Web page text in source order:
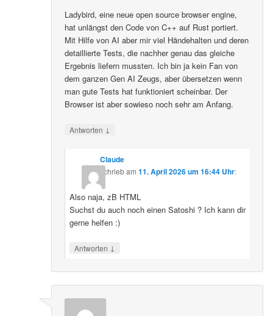
Ladybird, eine neue open source browser engine,
hat unlängst den Code von C++ auf Rust portiert.
Mit Hilfe von AI aber mir viel Händehalten und deren
detaillierte Tests, die nachher genau das gleiche
Ergebnis liefern mussten. Ich bin ja kein Fan von
dem ganzen Gen AI Zeugs, aber übersetzen wenn
man gute Tests hat funktioniert scheinbar. Der
Browser ist aber sowieso noch sehr am Anfang.
Antworten ↓
Claude
schriebam 11. April 2026 um 16:44 Uhr:
Also naja, zB HTML
Suchst du auch noch einen Satoshi ? Ich kann dir
gerne helfen :)
Antworten ↓